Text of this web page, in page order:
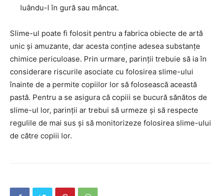
luându-l în gură sau mâncat.
Slime-ul poate fi folosit pentru a fabrica obiecte de artă
unic și amuzante, dar acesta conține adesea substanțe
chimice periculoase. Prin urmare, parinții trebuie să ia în
considerare riscurile asociate cu folosirea slime-ului
înainte de a permite copiilor lor să folosească această
pastă. Pentru a se asigura că copiii se bucură sănătos de
slime-ul lor, parinții ar trebui să urmeze și să respecte
regulile de mai sus și să monitorizeze folosirea slime-ului
de către copiii lor.